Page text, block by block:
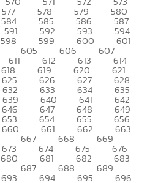
577 578 579 580
584 585 586 587
591 592 593 594
598 599 600 601
605 606 607
611 612 613 614
618 619 620 621
625 626 627 628
632 633 634 635
639 640 641 642
646 647 648 649
653 654 655 656
660 661 662 663
667 668 669
673 674 675 676
680 681 682 683
687 688 689
693 694 695 696